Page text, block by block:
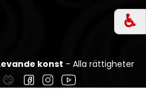
♿︎
konst - Alla rättigheter